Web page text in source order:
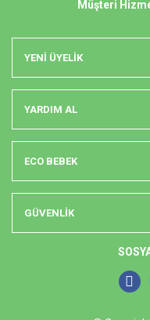
Müşteri
YENİ ÜYELİK
YARDIM AL
ECO BEBEK
GÜVENLİK